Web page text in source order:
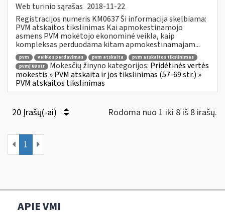
Web turinio sąrašas 2018-11-22
Registracijos numeris KM0637 Ši informacija skelbiama:
PVM atskaitos tikslinimas Kai apmokestinamojo
asmens PVM mokėtojo ekonominė veikla, kaip
kompleksas perduodama kitam apmokestinamajam...
pvm veiklos perdavimas pvm atskaita
pvm atskaitos tikslinimas
pvmį 68 str
Mokesčių žinyno kategorijos: Pridėtinės vertės
mokestis » PVM atskaita ir jos tikslinimas (57-69 str.) »
PVM atskaitos tikslinimas
20 Įrašų(-ai) Rodoma nuo 1 iki 8 iš 8 irašų.
1
APIE VMI